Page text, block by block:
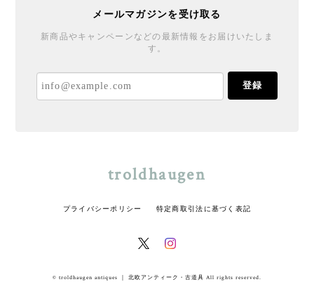
メールマガジンを受け取る
新商品やキャンペーンなどの最新情報をお届けいたしま
す。
登録
troldhaugen
プライバシーポリシー 特定商取引法に基づく表記
© troldhaugen antiques ｜ 北欧アンティーク・古道具 All rights reserved.